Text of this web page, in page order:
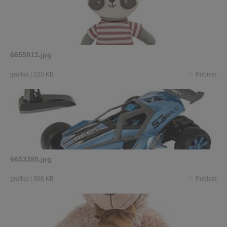
6655813.jpg
grafika 220 KB Pobierz
6653395.jpg
grafika 306 KB Pobierz